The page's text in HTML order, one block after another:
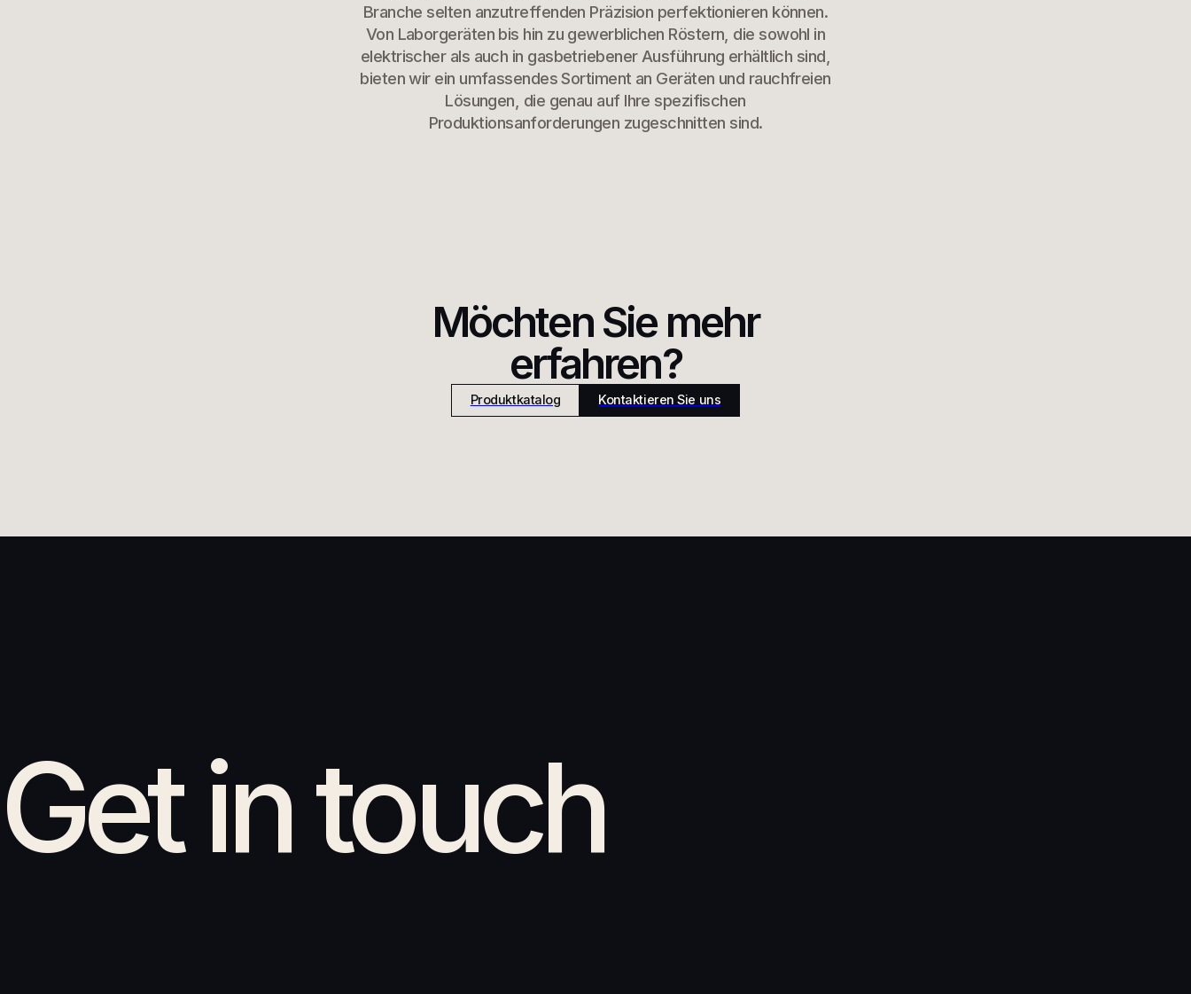
Branche selten anzutreffenden Präzision perfektionieren können.
Von Laborgeräten bis hin zu gewerblichen Röstern, die sowohl in
elektrischer als auch in gasbetriebener Ausführung erhältlich sind,
bieten wir ein umfassendes Sortiment an Geräten und rauchfreien
Lösungen, die genau auf Ihre spezifischen
Produktionsanforderungen zugeschnitten sind.
Möchten Sie mehr
erfahren?
Produktkatalog Kontaktieren Sie uns
Get in touch